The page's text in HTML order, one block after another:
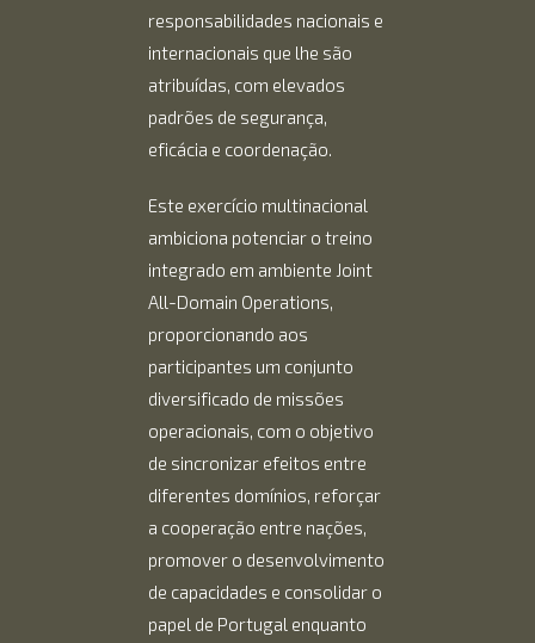
responsabilidades nacionais e
internacionais que lhe são
atribuídas, com elevados
padrões de segurança,
eficácia e coordenação.
Este exercício multinacional
ambiciona potenciar o treino
integrado em ambiente Joint
All-Domain Operations,
proporcionando aos
participantes um conjunto
diversificado de missões
operacionais, com o objetivo
de sincronizar efeitos entre
diferentes domínios, reforçar
a cooperação entre nações,
promover o desenvolvimento
de capacidades e consolidar o
papel de Portugal enquanto